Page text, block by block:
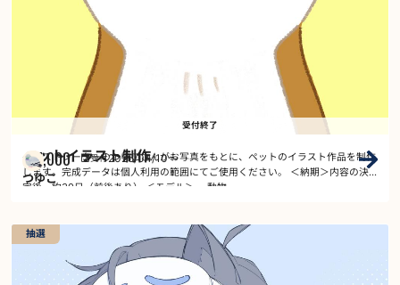
受付終了
ペットイラスト制作
つゆこ
イラストレーターのつゆこさんがお写真をもとに、ペットのイラスト作品を制作
します。完成データは個人利用の範囲にてご使用ください。 ＜納期＞内容の決
定後、約30日（前後あり） ＜モデル＞ ・動物…
￥7,000 受付2026/04/10～
抽選